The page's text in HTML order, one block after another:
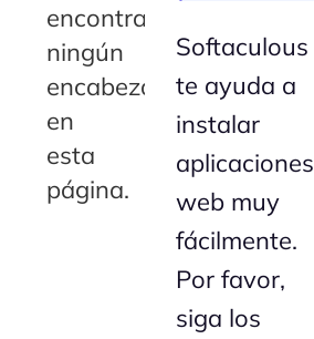
encontrado
ningún
encabezado
en
esta
página.
Softaculous
te ayuda a
instalar
aplicaciones
web muy
fácilmente.
Por favor,
siga los